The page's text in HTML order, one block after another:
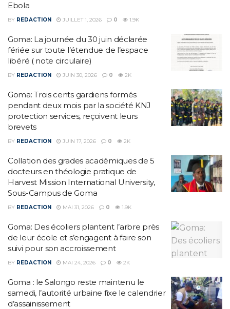
Ebola
BY REDACTION JUILLET 1, 2026 0 1.9K
Goma: La journée du 30 juin déclarée
fériée sur toute l’étendue de l’espace
libéré ( note circulaire)
BY REDACTION JUIN 30, 2026 0 2K
Goma: Trois cents gardiens formés
pendant deux mois par la société KNJ
protection services, reçoivent leurs
brevets
BY REDACTION JUIN 17, 2026 0 2K
Collation des grades académiques de 5
docteurs en théologie pratique de
Harvest Mission International University,
Sous-Campus de Goma
BY REDACTION MAI 31, 2026 0 1.9K
Goma: Des écoliers plantent l’arbre près
de leur école et s’engagent à faire son
suivi pour son accroissement
BY REDACTION MAI 24, 2026 0 2K
Goma : le Salongo reste maintenu le
samedi, l’autorité urbaine fixe le calendrier
d’assainissement